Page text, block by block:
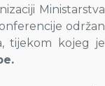
Ministarstva
održan
tijekom kojeg je